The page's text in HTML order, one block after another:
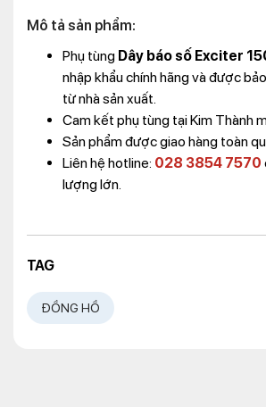
Mô tả sản phẩm:
Phụ tùng Dây báo số Exciter
nhập khẩu chính hãng và được
từ nhà sản xuất.
Cam kết phụ tùng tại Kim Thành
Sản phẩm được giao hàng toàn
Liên hệ hotline: 028 3854 7570
lượng lớn.
TAG
ĐỒNG HỒ